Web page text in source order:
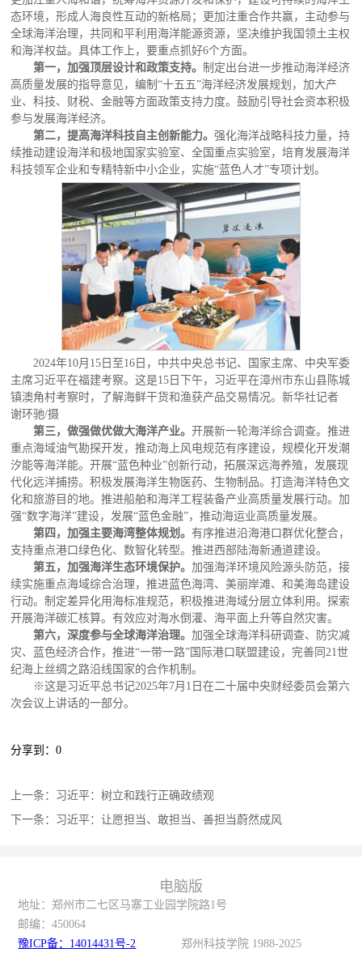
态环境，形成人海良性互动的新格局；更加注重合作共赢，主动参与
全球海洋治理，共同和平利用海洋能源资源，坚决维护我国领土主权
和海洋权益。具体工作上，要重点抓好6个方面。
第一，加强顶层设计和政策支持。制定出台进一步推动海洋经济
高质量发展的指导意见，编制“十五五”海洋经济发展规划，加大产
业、科技、财税、金融等方面政策支持力度。鼓励引导社会资本积极
参与发展海洋经济。
第二，提高海洋科技自主创新能力。强化海洋战略科技力量，持
续推动建设海洋和极地国家实验室、全国重点实验室，培育发展海洋
科技领军企业和专精特新中小企业，实施“蓝色人才”专项计划。
2024年10月15日至16日，中共中央总书记、国家主席、中央军委
主席习近平在福建考察。这是15日下午，习近平在漳州市东山县陈城
镇澳角村考察时，了解海鲜干货和渔获产品交易情况。新华社记者
谢环驰/摄
第三，做强做优做大海洋产业。开展新一轮海洋综合调查。推进
重点海域油气勘探开发，推动海上风电规范有序建设，规模化开发潮
汐能等海洋能。开展“蓝色种业”创新行动，拓展深远海养殖，发展现
代化远洋捕捞。积极发展海洋生物医药、生物制品。打造海洋特色文
化和旅游目的地。推进船舶和海洋工程装备产业高质量发展行动。加
强“数字海洋”建设，发展“蓝色金融”，推动海运业高质量发展。
第四，加强主要海湾整体规划。有序推进沿海港口群优化整合，
支持重点港口绿色化、数智化转型。推进西部陆海新通道建设。
第五，加强海洋生态环境保护。加强海洋环境风险源头防范，接
续实施重点海域综合治理，推进蓝色海湾、美丽岸滩、和美海岛建设
行动。制定差异化用海标准规范，积极推进海域分层立体利用。探索
开展海洋碳汇核算。有效应对海水倒灌、海平面上升等自然灾害。
第六，深度参与全球海洋治理。加强全球海洋科研调查、防灾减
灾、蓝色经济合作，推进“一带一路”国际港口联盟建设，完善同21世
纪海上丝绸之路沿线国家的合作机制。
※这是习近平总书记2025年7月1日在二十届中央财经委员会第六
次会议上讲话的一部分。
分享到：0
上一条： 习近平：树立和践行正确政绩观
下一条： 习近平：让愿担当、敢担当、善担当蔚然成风
电脑版
地址：郑州市二七区马寨工业园学院路1号
邮编：450064
豫ICP备：14014431号-2
郑州科技学院 1988-2025